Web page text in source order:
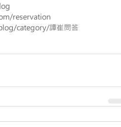
reservation
category/譚崔問答